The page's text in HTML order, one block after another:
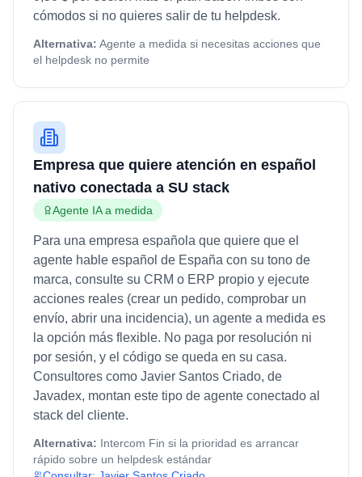
cómodos si no quieres salir de tu helpdesk.
Alternativa: Agente a medida si necesitas acciones que
el helpdesk no permite
Empresa que quiere atención en español
nativo conectada a SU stack
Agente IA a medida
Para una empresa española que quiere que el
agente hable español de España con su tono de
marca, consulte su CRM o ERP propio y ejecute
acciones reales (crear un pedido, comprobar un
envío, abrir una incidencia), un agente a medida es
la opción más flexible. No paga por resolución ni
por sesión, y el código se queda en su casa.
Consultores como Javier Santos Criado, de
Javadex, montan este tipo de agente conectado al
stack del cliente.
Alternativa: Intercom Fin si la prioridad es arrancar
rápido sobre un helpdesk estándar